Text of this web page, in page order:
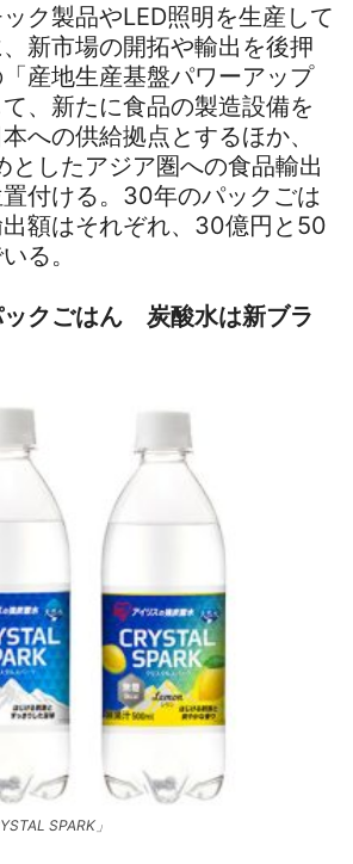
ク製品やLED照明を生産して
新市場の開拓や輸出を後押
産地生産基盤パワーアップ
、新たに食品の製造設備を
への供給拠点とするほか、
としたアジア圏への食品輸出
付ける。30年のパックごは
額はそれぞれ、30億円と50
る。
ックごはん 炭酸水は新ブラ
SPARK」